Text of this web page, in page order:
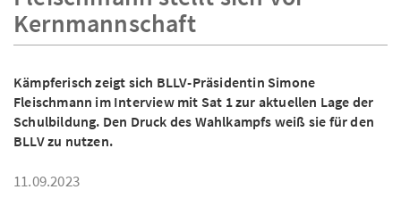
Kernmannschaft
Kämpferisch zeigt sich BLLV-Präsidentin Simone
Fleischmann im Interview mit Sat 1 zur aktuellen Lage der
Schulbildung. Den Druck des Wahlkampfs weiß sie für den
BLLV zu nutzen.
11.09.2023